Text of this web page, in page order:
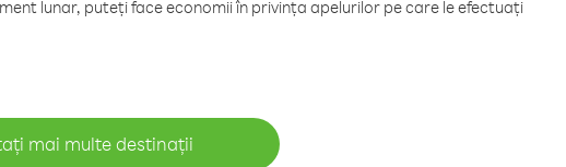
lunar, puteți face economii în privința apelurilor pe care le efectuați
mai multe destinații